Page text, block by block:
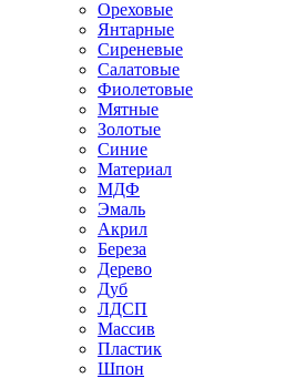
Ореховые
Янтарные
Сиреневые
Салатовые
Фиолетовые
Мятные
Золотые
Синие
Материал
МДФ
Эмаль
Акрил
Береза
Дерево
Дуб
ЛДСП
Массив
Пластик
Шпон